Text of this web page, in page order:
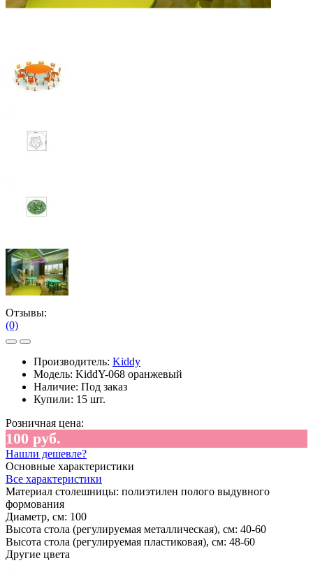
Отзывы:
(0)
Производитель: Kiddy
Модель: KiddY-068 оранжевый
Наличие: Под заказ
Купили: 15 шт.
Розничная цена:
100 руб.
Нашли дешевле?
Основные характеристики
Все характеристики
Материал столешницы: полиэтилен полого выдувного
формования
Диаметр, см: 100
Высота стола (регулируемая металлическая), см: 40-60
Высота стола (регулируемая пластиковая), см: 48-60
Другие цвета